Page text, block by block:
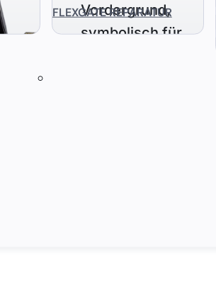
FLEXGATE REPARATUR